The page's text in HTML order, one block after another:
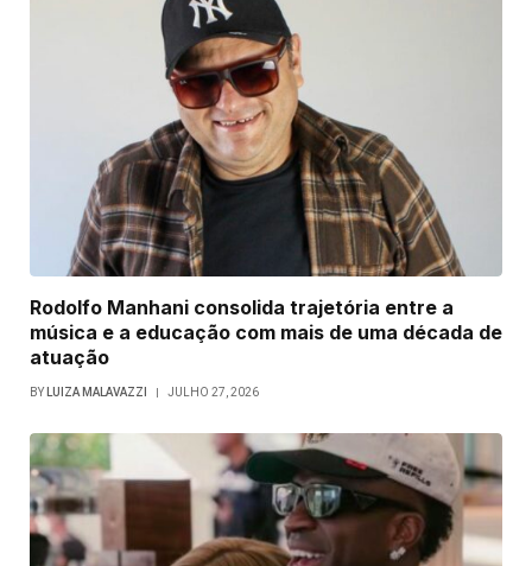
Rodolfo Manhani consolida trajetória entre a
música e a educação com mais de uma década de
atuação
BY LUIZA MALAVAZZI JULHO 27, 2026